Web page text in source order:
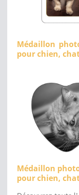
Médaillon
pour chien,
Médaillon
pour chien,